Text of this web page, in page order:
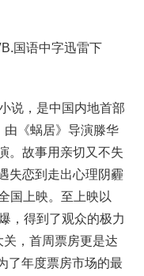
说，是中国内地首部
由《蜗居》导演滕华
。故事用亲切又不失
失恋到走出心理阴霾
国上映。至上映以
，得到了观众的极力
，首周票房更是达
了年度票房市场的最